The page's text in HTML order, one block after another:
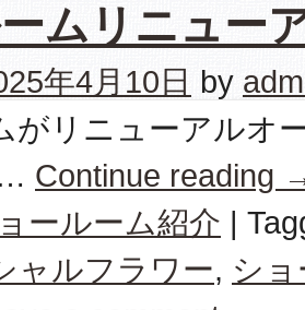
ムリニュー
年4月10日 by
がリニューアルオ
Continue reading
ールーム紹介 |
ャルフラワー, シ